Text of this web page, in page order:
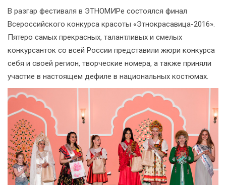
В разгар фестиваля в ЭТНОМИРе состоялся финал
Всероссийского конкурса красоты «Этнокрасавица-2016».
Пятеро самых прекрасных, талантливых и смелых
конкурсанток со всей России представили жюри конкурса
себя и своей регион, творческие номера, а также приняли
участие в настоящем дефиле в национальных костюмах.